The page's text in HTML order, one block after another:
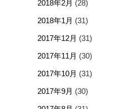
2018年2月 (28)
2018年1月 (31)
2017年12月 (31)
2017年11月 (30)
2017年10月 (31)
2017年9月 (30)